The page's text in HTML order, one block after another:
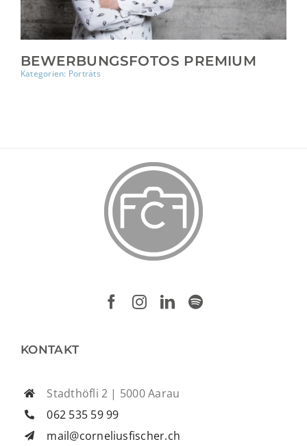
BEWERBUNGSFOTOS PREMIUM
Kategorien: Porträts
KONTAKT
Stadthöfli 2 | 5000 Aarau
062 535 59 99
mail@corneliusfischer.ch